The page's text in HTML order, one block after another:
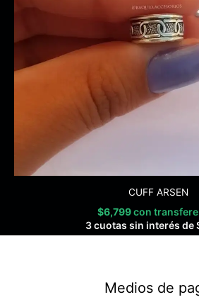
CUFF ARSEN
$6,799con
3 cuotas sin interés de
Medios de